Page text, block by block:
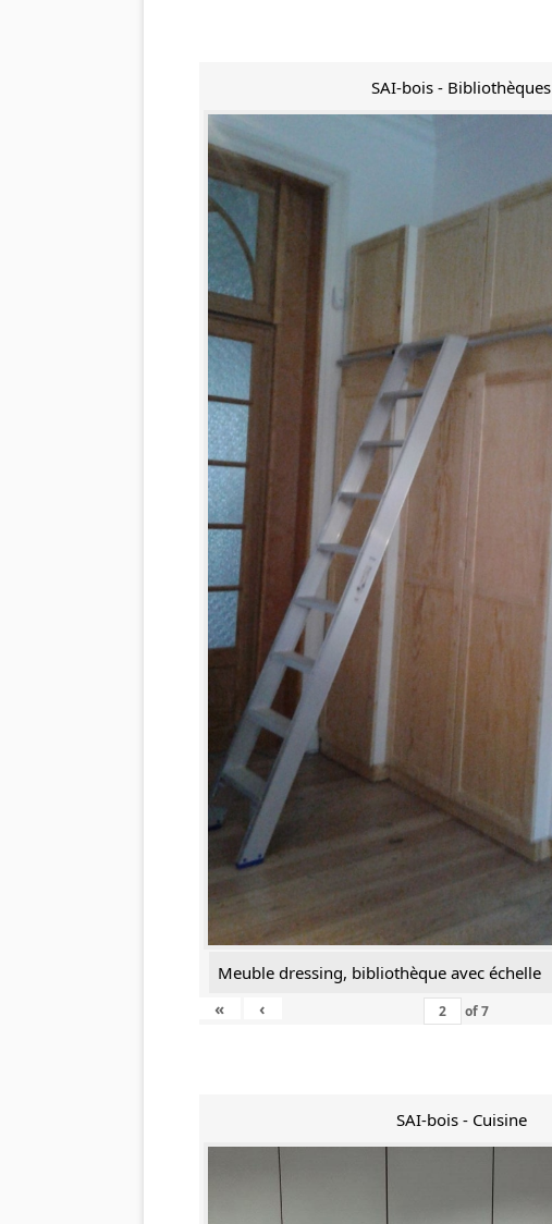
SAI-bois - Bibliothèques
Meuble dressing, bibliothèque avec échelle
«
‹ of7
SAI-bois - Cuisine